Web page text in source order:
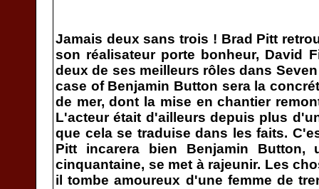
Jamais deux sans trois ! Brad Pitt
son réalisateur porte bonheur, David
deux de ses meilleurs rôles dans
case of Benjamin Button sera la
de mer, dont la mise en chantier
L'acteur était d'ailleurs depuis plus
que cela se traduise dans les faits.
Pitt incarera bien Benjamin Button,
cinquantaine, se met à rajeunir. Les
il tombe amoureux d'une femme de